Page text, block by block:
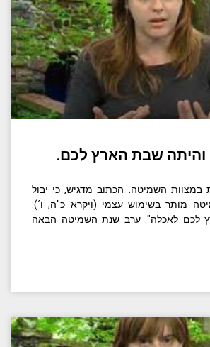
שבת הארץ לכם.
השמיטה. הכתוב מדגיש, כי יבול
מותר בשימוש עצמי (ויקרא כ"ה, ו´):
לכם לאכלה". ערב שנת השמיטה הבאה